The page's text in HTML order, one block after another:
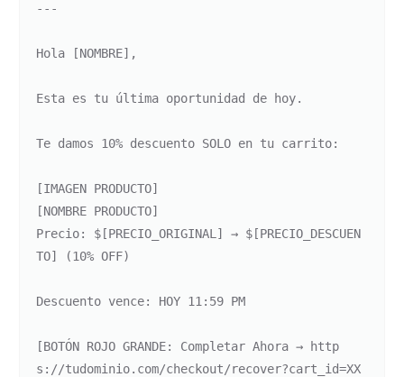
---
Hola [NOMBRE],
Esta es tu última oportunidad de hoy.
Te damos 10% descuento SOLO en tu carrito:
[IMAGEN PRODUCTO]
[NOMBRE PRODUCTO]
Precio: $[PRECIO_ORIGINAL] → $[PRECIO_DESCUEN
TO] (10% OFF)
Descuento vence: HOY 11:59 PM
[BOTÓN ROJO GRANDE: Completar Ahora → http
s://tudominio.com/checkout/recover?cart_id=XX